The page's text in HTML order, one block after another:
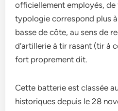
officiellement employés,
typologie correspond plus
basse de côte, au sens de
d’artillerie à tir rasant (tir à
fort proprement dit.
Cette batterie est classée
historiques depuis le 28